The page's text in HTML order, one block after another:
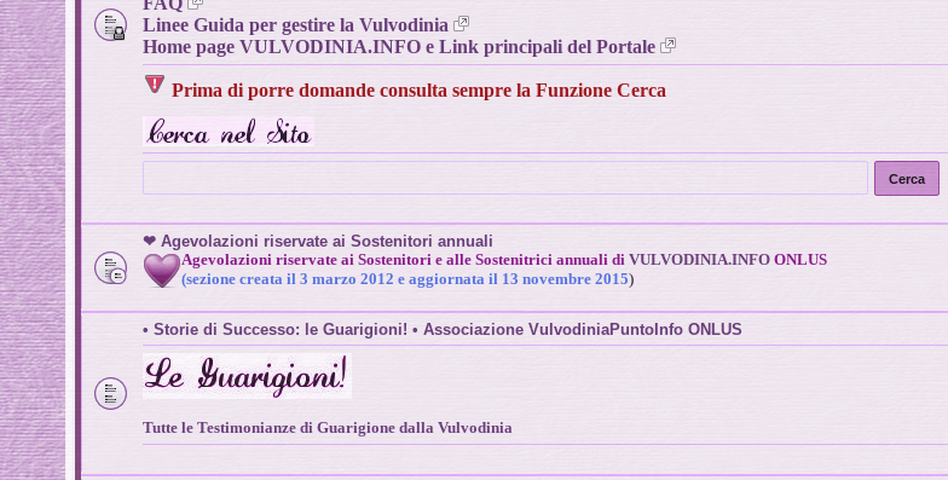
Linee Guida per gestire la Vulvodinia
Home page VULVODINIA.INFO e Link principali del Portale
Prima di porre domande consulta sempre la Funzione Cerca
❤ Agevolazioni riservate ai Sostenitori annuali
Agevolazioni riservate ai Sostenitori e alle Sostenitrici annuali diVULVODINIA.INFO ONLUS
(sezione creata il 3 marzo 2012 e aggiornata il 13 novembre 2015)
• Storie di Successo: le Guarigioni! • Associazione VulvodiniaPuntoInfo ONLUS
Tutte le Testimonianze di Guarigione dalla Vulvodinia